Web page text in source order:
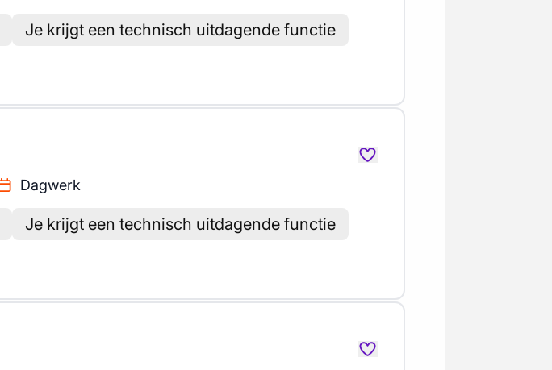
Je krijgt een technisch uitdagende functie
Dagwerk
Je krijgt een technisch uitdagende functie